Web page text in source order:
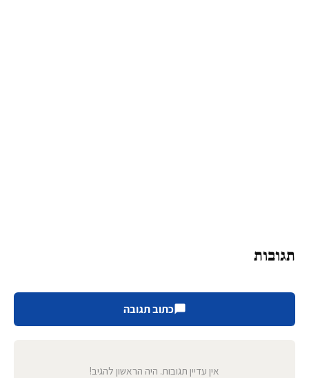
תגובות
כתוב תגובה
אין עדיין תגובות. היה הראשון להגיב!